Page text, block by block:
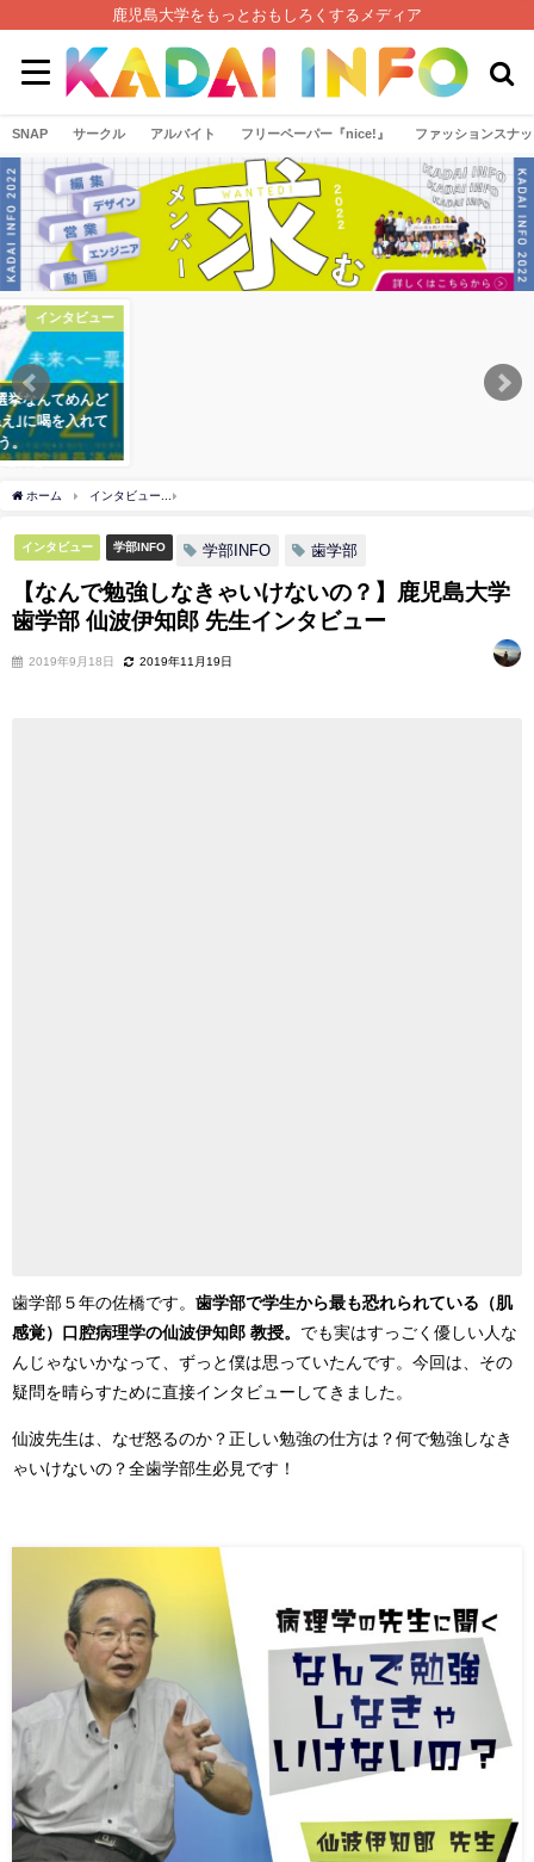
鹿児島大学をもっとおもしろくするメディア
SNAP サークル アルバイト フリーペーパー『nice!』 ファッションスナ
エンタメ
島の最新情報押さ
！MBCアプリと
！？
ホーム インタビュー
インタビュー 学部INFO 学部INFO 歯学部
【なんで勉強しなきゃいけないの？】鹿児島大学
歯学部 仙波伊知郎 先生インタビュー
2019年9月18日 2019年11月19日
歯学部５年の佐橋です。 歯学部で学生から最も恐れられている（肌
感覚）口腔病理学の仙波伊知郎 教授。 でも実はすっごく優しい人な
んじゃないかなって、ずっと僕は思っていたんです。今回は、その
疑問を晴らすために直接インタビューしてきました。
仙波先生は、なぜ怒るのか？正しい勉強の仕方は？何で勉強しなき
ゃいけないの？全歯学部生必見です！